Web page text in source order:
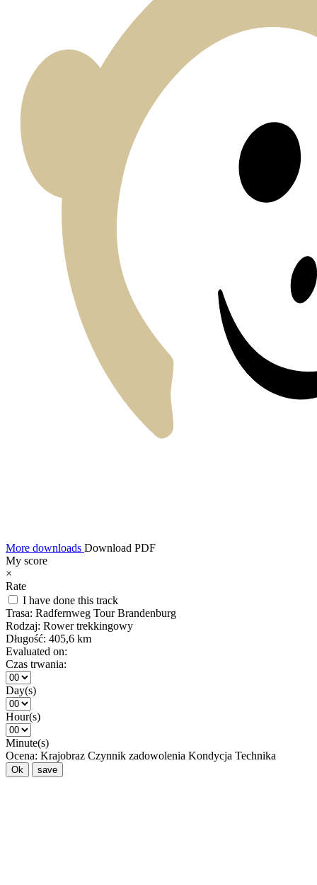
More downloads Download PDF
My score
×
Rate
I have done this track
Trasa: Radfernweg Tour Brandenburg
Rodzaj: Rower trekkingowy
Długość: 405,6 km
Evaluated on:
Czas trwania:
Day(s)
Hour(s)
Minute(s)
Ocena: Krajobraz Czynnik zadowolenia Kondycja Technika
Ok save